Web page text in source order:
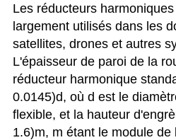
Les réducteurs
largement utilisés dans les
satellites, drones et autres
L'épaisseur de paroi de la
réducteur harmonique
0.0145)d, où d est le
flexible, et la hauteur
1.6)m, m étant le module de